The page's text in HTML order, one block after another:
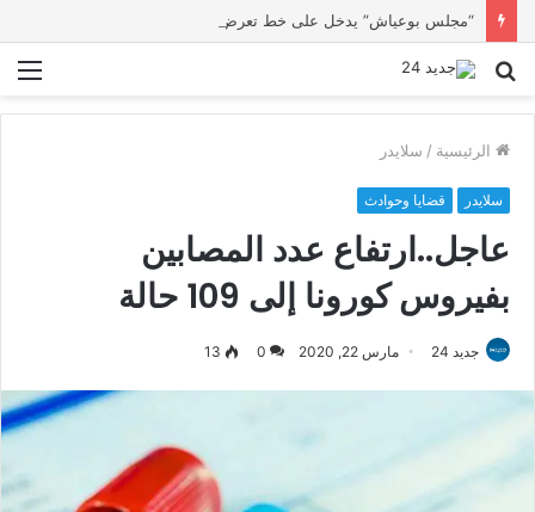
بحث
الرئيسية / سلايدر
سلايدر قضايا وحوادث
عاجل..ارتفاع عدد المصابين
بفيروس كورونا إلى 109 حالة
جديد 24 مارس 22, 2020 0
13